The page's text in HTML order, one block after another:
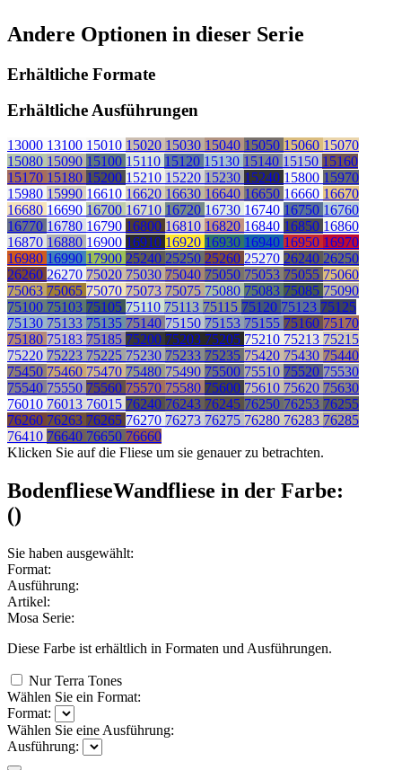
Andere Optionen in dieser Serie
Erhältliche Formate
Erhältliche Ausführungen
13000 13100 15010 15020 15030 15040 15050 15060 15070
15080 15090 15100 15110 15120 15130 15140 15150 15160
15170 15180 15200 15210 15220 15230 15240 15800 15970
15980 15990 16610 16620 16630 16640 16650 16660 16670
16680 16690 16700 16710 16720 16730 16740 16750 16760
16770 16780 16790 16800 16810 16820 16840 16850 16860
16870 16880 16900 16910 16920 16930 16940 16950 16970
16980 16990 17900 25240 25250 25260 25270 26240 26250
26260 26270 75020 75030 75040 75050 75053 75055 75060
75063 75065 75070 75073 75075 75080 75083 75085 75090
75100 75103 75105 75110 75113 75115 75120 75123 75125
75130 75133 75135 75140 75150 75153 75155 75160 75170
75180 75183 75185 75200 75203 75205 75210 75213 75215
75220 75223 75225 75230 75233 75235 75420 75430 75440
75450 75460 75470 75480 75490 75500 75510 75520 75530
75540 75550 75560 75570 75580 75600 75610 75620 75630
76010 76013 76015 76240 76243 76245 76250 76253 76255
76260 76263 76265 76270 76273 76275 76280 76283 76285
76410 76640 76650 76660
Klicken Sie auf die Fliese um sie genauer zu betrachten.
BodenflieseWandfliese in der Farbe:
()
Sie haben ausgewählt:
Format:
Ausführung:
Artikel:
Mosa Serie:
Diese Farbe ist erhältlich in Formaten und Ausführungen.
Nur Terra Tones
Wählen Sie ein Format:
Format:
Wählen Sie eine Ausführung:
Ausführung: